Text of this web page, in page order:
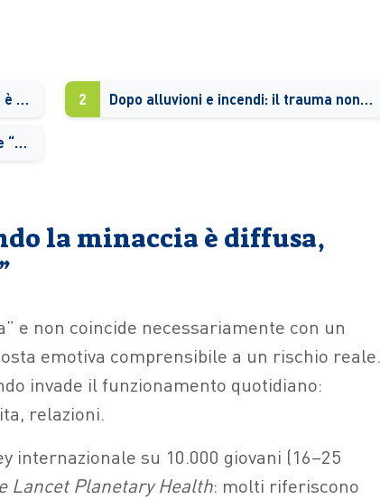
Ansia climatica: quando la minaccia è diffusa, continua, “senza fine” 2 Dopo alluvioni e incendi: il trauma non finisce quando l’acqua si ritira
Impatti reali sulla vita quotidiana: le “micro-fratture” che cambiano tutto
la minaccia è diffusa,
e non coincide necessariamente con un
emotiva comprensibile a un rischio reale.
invade il funzionamento quotidiano:
relazioni.
internazionale su 10.000 giovani (16–25
Lancet Planetary Health: molti riferiscono